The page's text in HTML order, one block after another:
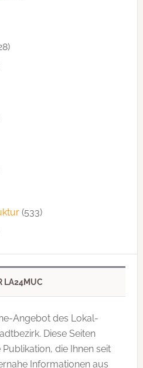
(533)
LA24MUC
Angebot des Lokal-
Diese Seiten
die Ihnen seit
Informationen aus